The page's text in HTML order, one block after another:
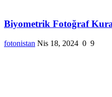
Biyometrik Fotoğraf
fotonistan Nis 18, 2024 0 9